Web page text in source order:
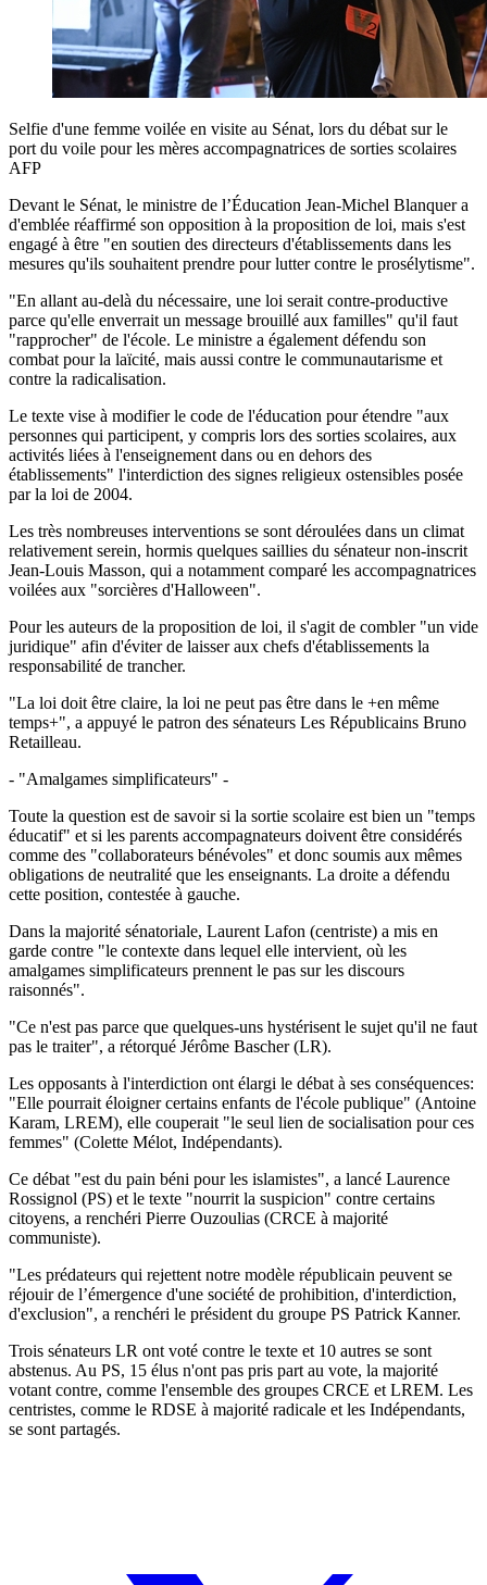
Selfie d'une femme voilée en visite au Sénat, lors du débat sur le
port du voile pour les mères accompagnatrices de sorties scolaires
AFP
Devant le Sénat, le ministre de l’Éducation Jean-Michel Blanquer a
d'emblée réaffirmé son opposition à la proposition de loi, mais s'est
engagé à être "en soutien des directeurs d'établissements dans les
mesures qu'ils souhaitent prendre pour lutter contre le prosélytisme".
"En allant au-delà du nécessaire, une loi serait contre-productive
parce qu'elle enverrait un message brouillé aux familles" qu'il faut
"rapprocher" de l'école. Le ministre a également défendu son
combat pour la laïcité, mais aussi contre le communautarisme et
contre la radicalisation.
Le texte vise à modifier le code de l'éducation pour étendre "aux
personnes qui participent, y compris lors des sorties scolaires, aux
activités liées à l'enseignement dans ou en dehors des
établissements" l'interdiction des signes religieux ostensibles posée
par la loi de 2004.
Les très nombreuses interventions se sont déroulées dans un climat
relativement serein, hormis quelques saillies du sénateur non-inscrit
Jean-Louis Masson, qui a notamment comparé les accompagnatrices
voilées aux "sorcières d'Halloween".
Pour les auteurs de la proposition de loi, il s'agit de combler "un vide
juridique" afin d'éviter de laisser aux chefs d'établissements la
responsabilité de trancher.
"La loi doit être claire, la loi ne peut pas être dans le +en même
temps+", a appuyé le patron des sénateurs Les Républicains Bruno
Retailleau.
- "Amalgames simplificateurs" -
Toute la question est de savoir si la sortie scolaire est bien un "temps
éducatif" et si les parents accompagnateurs doivent être considérés
comme des "collaborateurs bénévoles" et donc soumis aux mêmes
obligations de neutralité que les enseignants. La droite a défendu
cette position, contestée à gauche.
Dans la majorité sénatoriale, Laurent Lafon (centriste) a mis en
garde contre "le contexte dans lequel elle intervient, où les
amalgames simplificateurs prennent le pas sur les discours
raisonnés".
"Ce n'est pas parce que quelques-uns hystérisent le sujet qu'il ne faut
pas le traiter", a rétorqué Jérôme Bascher (LR).
Les opposants à l'interdiction ont élargi le débat à ses conséquences:
"Elle pourrait éloigner certains enfants de l'école publique" (Antoine
Karam, LREM), elle couperait "le seul lien de socialisation pour ces
femmes" (Colette Mélot, Indépendants).
Ce débat "est du pain béni pour les islamistes", a lancé Laurence
Rossignol (PS) et le texte "nourrit la suspicion" contre certains
citoyens, a renchéri Pierre Ouzoulias (CRCE à majorité
communiste).
"Les prédateurs qui rejettent notre modèle républicain peuvent se
réjouir de l’émergence d'une société de prohibition, d'interdiction,
d'exclusion", a renchéri le président du groupe PS Patrick Kanner.
Trois sénateurs LR ont voté contre le texte et 10 autres se sont
abstenus. Au PS, 15 élus n'ont pas pris part au vote, la majorité
votant contre, comme l'ensemble des groupes CRCE et LREM. Les
centristes, comme le RDSE à majorité radicale et les Indépendants,
se sont partagés.